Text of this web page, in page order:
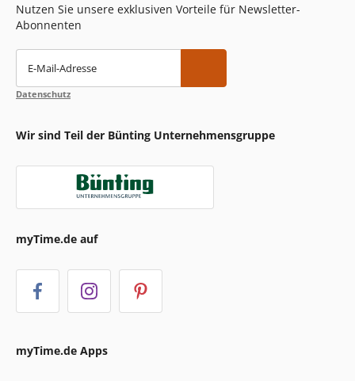
Nutzen Sie unsere exklusiven Vorteile für Newsletter-
Abonnenten
E-Mail-Adresse
Datenschutz
Wir sind Teil der Bünting Unternehmensgruppe
myTime.de auf
myTime.de Apps